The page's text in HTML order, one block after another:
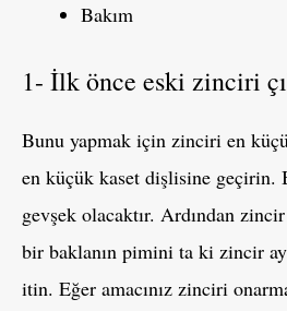
Bakım
1- İlk önce eski zinciri
Bunu yapmak için zinciri en
en küçük kaset dişlisine geçirin.
gevşek olacaktır. Ardından zincir
bir baklanın pimini ta ki zincir
itin. Eğer amacınız zinciri